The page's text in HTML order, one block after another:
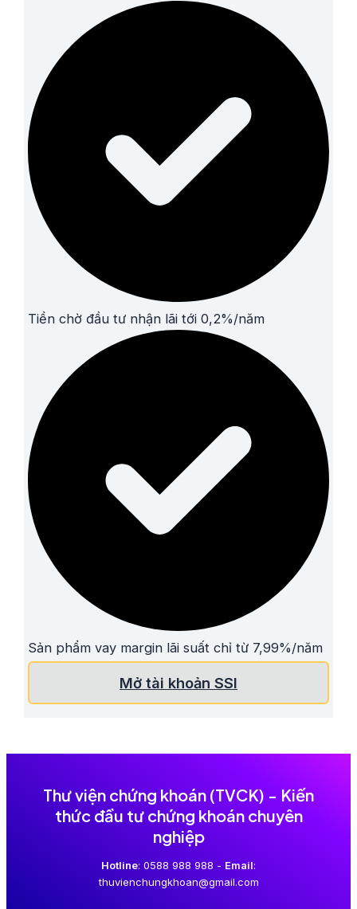
Tiền chờ đầu tư nhận lãi tới 0,2%/năm
Sản phẩm vay margin lãi suất chỉ từ 7,99%/năm
Mở tài khoản SSI
Thư viện chứng khoán (TVCK) - Kiến
thức đầu tư chứng khoán chuyên
nghiệp
Hotline: 0588 988 988 - Email:
thuvienchungkhoan@gmail.com